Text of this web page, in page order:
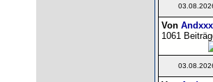
Von
1061